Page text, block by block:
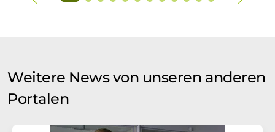
Weitere News von unseren anderen
Portalen